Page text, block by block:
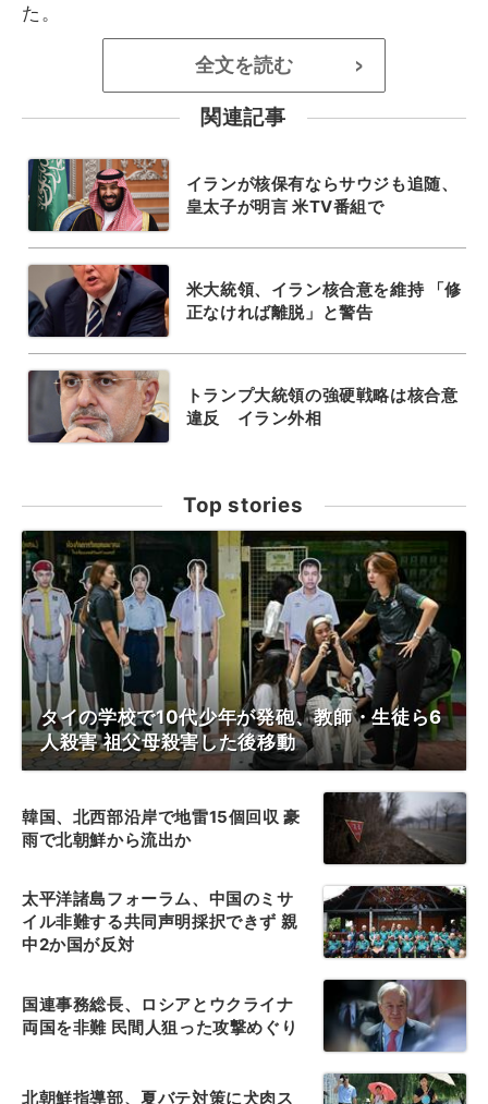
た。
全文を読む >
関連記事
イランが核保有ならサウジも追随、
皇太子が明言 米TV番組で
米大統領、イラン核合意を維持 「修
正なければ離脱」と警告
トランプ大統領の強硬戦略は核合意
違反 イラン外相
Top stories
タイの学校で10代少年が発砲、教師・生徒ら6
人殺害 祖父母殺害した後移動
韓国、北西部沿岸で地雷15個回収 豪
雨で北朝鮮から流出か
太平洋諸島フォーラム、中国のミサ
イル非難する共同声明採択できず 親
中2か国が反対
国連事務総長、ロシアとウクライナ
両国を非難 民間人狙った攻撃めぐり
北朝鮮指導部、夏バテ対策に犬肉ス